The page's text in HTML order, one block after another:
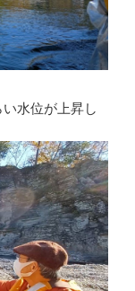
水位が上昇し